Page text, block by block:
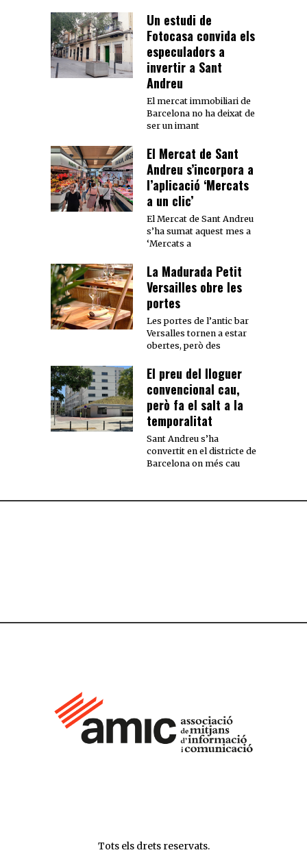
Un estudi de
Fotocasa convida els
especuladors a
invertir a Sant
Andreu
El mercat immobiliari de
Barcelona no ha deixat de
ser un imant
El Mercat de Sant
Andreu s’incorpora a
l’aplicació ‘Mercats
a un clic’
El Mercat de Sant Andreu
s’ha sumat aquest mes a
‘Mercats a
La Madurada Petit
Versailles obre les
portes
Les portes de l’antic bar
Versalles tornen a estar
obertes, però des
El preu del lloguer
convencional cau,
però fa el salt a la
temporalitat
Sant Andreu s’ha
convertit en el districte de
Barcelona on més cau
Tots els drets reservats.